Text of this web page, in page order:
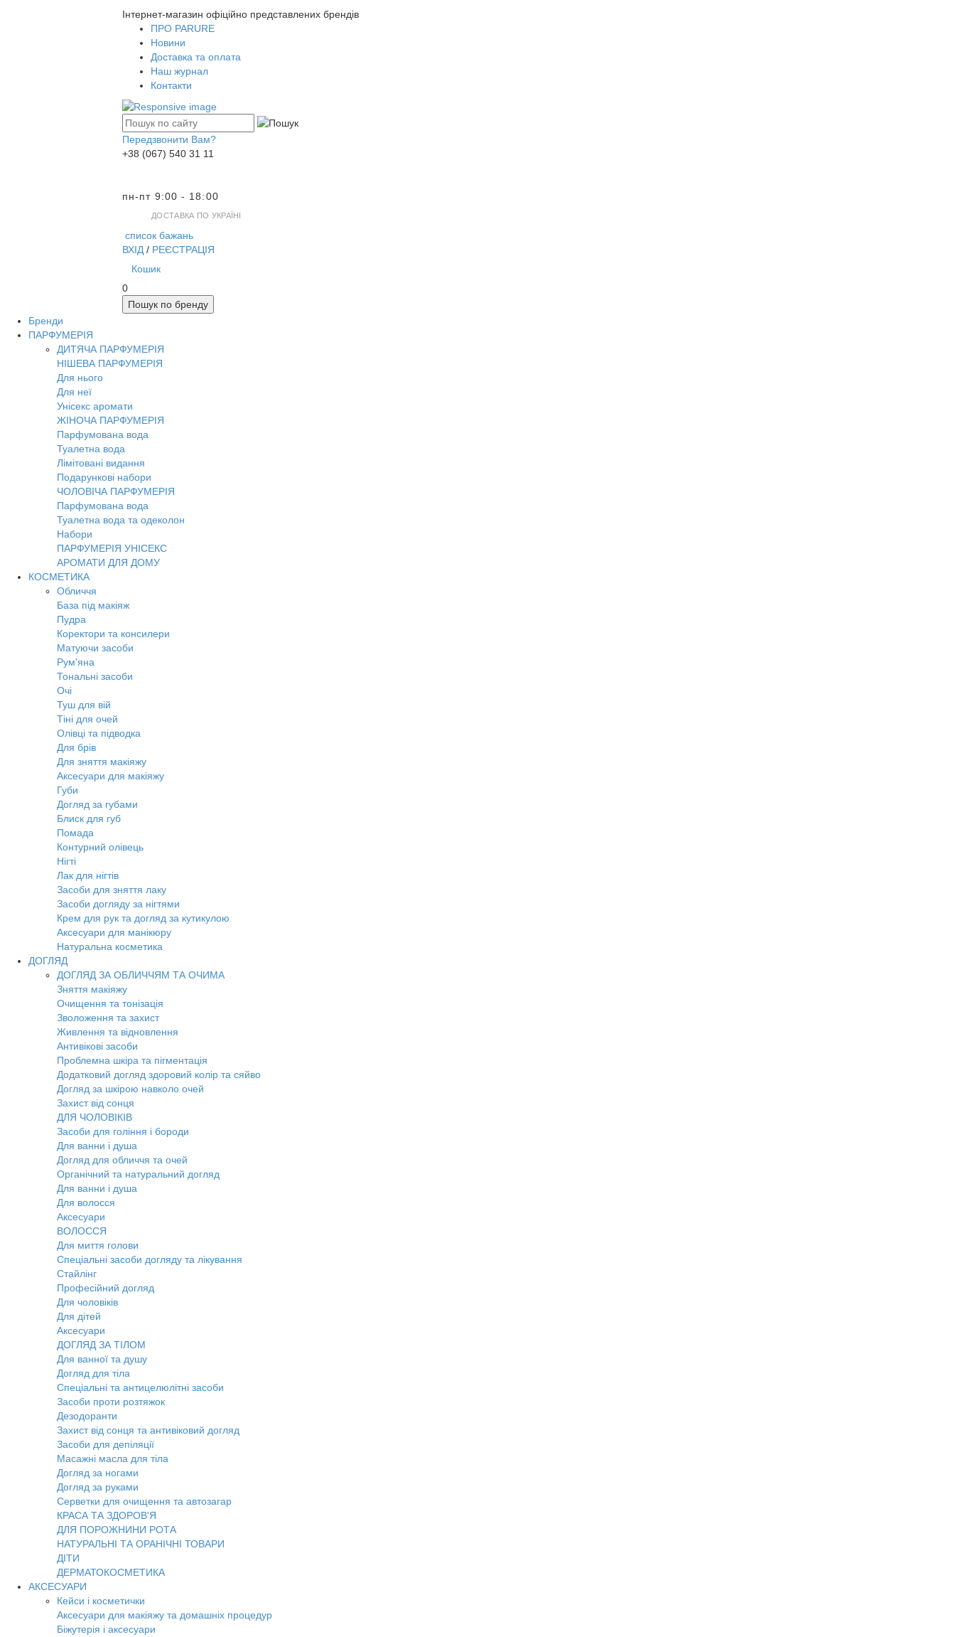
Інтернет-магазин офіційно представлених брендів
ПРО PARURE
Новини
Доставка та оплата
Наш журнал
Контакти
Передзвонити Вам?
+38 (067) 540 31 11
пн-пт 9:00 - 18:00
ДОСТАВКА ПО УКРАЇНІ
список бажань
ВХІД / РЕЄСТРАЦІЯ
Кошик
0
Пошук по бренду
Бренди
ПАРФУМЕРІЯ
ДИТЯЧА ПАРФУМЕРІЯ
НІШЕВА ПАРФУМЕРІЯ
Для нього
Для неї
Унісекс аромати
ЖІНОЧА ПАРФУМЕРІЯ
Парфумована вода
Туалетна вода
Лімітовані видання
Подарункові набори
ЧОЛОВІЧА ПАРФУМЕРІЯ
Парфумована вода
Туалетна вода та одеколон
Набори
ПАРФУМЕРІЯ УНІСЕКС
АРОМАТИ ДЛЯ ДОМУ
КОСМЕТИКА
Обличчя
База під макіяж
Пудра
Коректори та консилери
Матуючи засоби
Рум'яна
Тональні засоби
Очі
Туш для вій
Тіні для очей
Олівці та підводка
Для брів
Для зняття макіяжу
Аксесуари для макіяжу
Губи
Догляд за губами
Блиск для губ
Помада
Контурний олівець
Нігті
Лак для нігтів
Засоби для зняття лаку
Засоби догляду за нігтями
Крем для рук та догляд за кутикулою
Аксесуари для манікюру
Натуральна косметика
ДОГЛЯД
ДОГЛЯД ЗА ОБЛИЧЧЯМ ТА ОЧИМА
Зняття макіяжу
Очищення та тонізація
Зволоження та захист
Живлення та відновлення
Антивікові засоби
Проблемна шкіра та пігментація
Додатковий догляд здоровий колір та сяйво
Догляд за шкірою навколо очей
Захист від сонця
ДЛЯ ЧОЛОВІКІВ
Засоби для гоління і бороди
Для ванни і душа
Догляд для обличчя та очей
Органічний та натуральний догляд
Для ванни і душа
Для волосся
Аксесуари
ВОЛОССЯ
Для миття голови
Спеціальні засоби догляду та лікування
Стайлінг
Професійний догляд
Для чоловіків
Для дітей
Аксесуари
ДОГЛЯД ЗА ТІЛОМ
Для ванної та душу
Догляд для тіла
Спеціальні та антицелюлітні засоби
Засоби проти розтяжок
Дезодоранти
Захист від сонця та антивіковий догляд
Засоби для депіляції
Масажні масла для тіла
Догляд за ногами
Догляд за руками
Серветки для очищення та автозагар
КРАСА ТА ЗДОРОВ'Я
ДЛЯ ПОРОЖНИНИ РОТА
НАТУРАЛЬНІ ТА ОРАНІЧНІ ТОВАРИ
ДІТИ
ДЕРМАТОКОСМЕТИКА
АКСЕСУАРИ
Кейси і косметички
Аксесуари для макіяжу та домашніх процедур
Біжутерія і аксесуари